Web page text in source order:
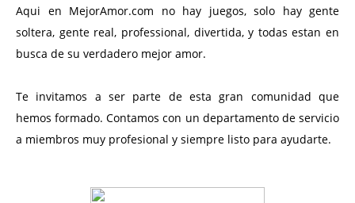
Aqui en MejorAmor.com no hay juegos, solo hay gente
soltera, gente real, professional, divertida, y todas estan en
busca de su verdadero mejor amor.
Te invitamos a ser parte de esta gran comunidad que
hemos formado. Contamos con un departamento de servicio
a miembros muy profesional y siempre listo para ayudarte.